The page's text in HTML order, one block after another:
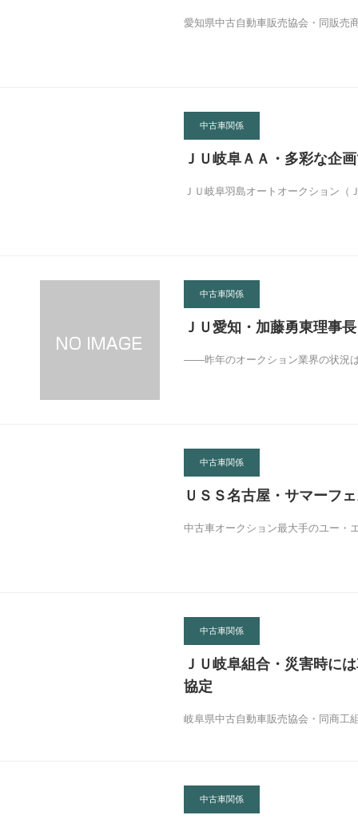
愛知県中古自動車販売協会・同販売
中古車関係
ＪＵ岐阜ＡＡ・多彩な企
ＪＵ岐阜羽島オートオークション
中古車関係
ＪＵ愛知・加藤勇東理事
――昨年のオークション業界の状況
中古車関係
ＵＳＳ名古屋・サマーフ
中古車オークション最大手のユー
中古車関係
ＪＵ岐阜組合・災害時に
協定
岐阜県中古自動車販売協会・同商
中古車関係